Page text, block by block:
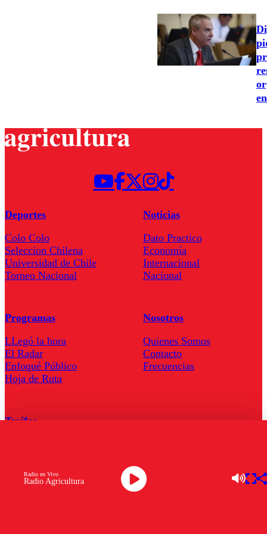
Radio Agricultura
Radio en Vivo
Deportes
Colo Colo
Seleccion Chilena
Universidad de Chile
Torneo Nacional
Noticias
Dato Practico
Economía
Internacional
Nacional
Programas
LLegó la hora
El Radar
Enfoqué Público
Hoja de Ruta
Nosotros
Quienes Somos
Contacto
Frecuencias
Tarifas